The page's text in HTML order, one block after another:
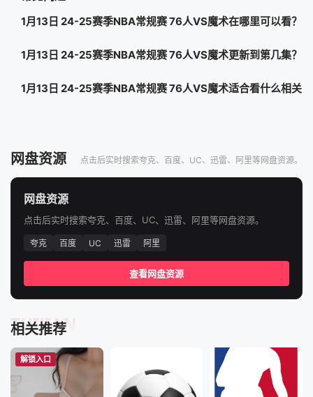
1月13日 24-25赛季NBA常规赛 76人VS魔术在哪里可以看？
1月13日 24-25赛季NBA常规赛 76人VS魔术更新到第几集？
1月13日 24-25赛季NBA常规赛 76人VS魔术适合看什么相关
网盘资源 点击后实时搜索夸克、百度、UC、迅雷、阿里等网盘资源。
网盘资源
点击后实时搜索夸克、百度、UC、迅雷、阿里等网盘资源。
夸克 百度 UC 迅雷 阿里
查看网盘资源
相关推荐
TUIJIAN
解锁入口